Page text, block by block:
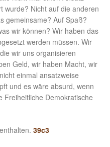
wurde? Nicht auf die anderen
gemeinsame? Auf Spaß?
wir können? Wir haben das
werden müssen. Wir
wir uns organisieren
Geld, wir haben Macht, wir
einmal ansatzweise
und es wäre absurd, wenn
Freiheitliche Demokratische
39c3